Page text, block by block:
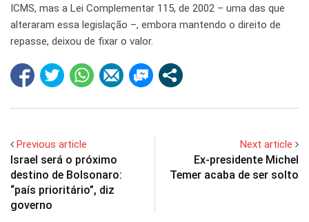
ICMS, mas a Lei Complementar 115, de 2002 – uma das que
alteraram essa legislação –, embora mantendo o direito de
repasse, deixou de fixar o valor.
Previous article
Israel será o próximo
destino de Bolsonaro:
“país prioritário”, diz
governo
Next article
Ex-presidente Michel
Temer acaba de ser solto